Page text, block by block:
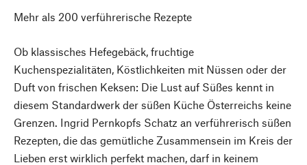
Mehr als 200 verführerische Rezepte
Ob klassisches Hefegebäck, fruchtige
Kuchenspezialitäten, Köstlichkeiten mit Nüssen oder der
Duft von frischen Keksen: Die Lust auf Süßes kennt in
diesem Standardwerk der süßen Küche Österreichs keine
Grenzen. Ingrid Pernkopfs Schatz an verführerisch süßen
Rezepten, die das gemütliche Zusammensein im Kreis der
Lieben erst wirklich perfekt machen, darf in keinem